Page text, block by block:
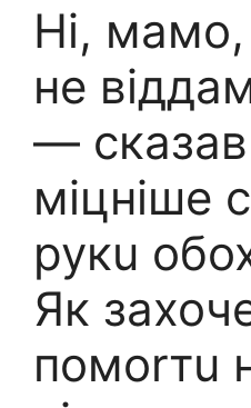
Ні, мамо,
не
— сказав
міцніше
рукu
Як
помоrтu